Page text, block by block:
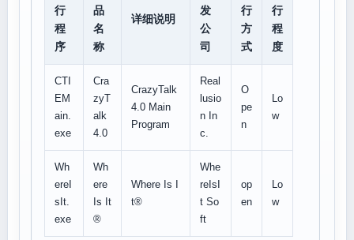
行
程
序
品
名
称
详细说明
发
公
司
行
方
式
行
程
度
CTI
EM
ain.
exe
Cra
zyT
alk
4.0
CrazyTalk
4.0 Main
Program
Real
lusio
n In
c.
O
pe
n
Lo
w
Wh
ereI
sIt.
exe
Wh
ere
Is It
®
Where Is I
t®
Whe
reIsI
t So
ft
op
en
Lo
w